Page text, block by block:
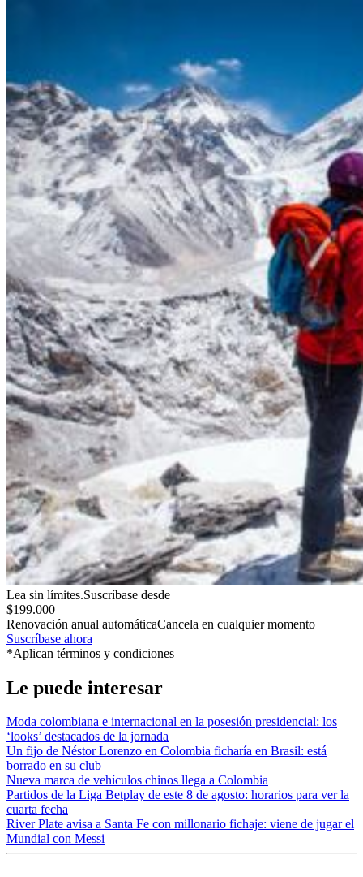
Lea sin límites.Suscríbase desde
$199.000
Renovación anual automáticaCancela en cualquier momento
Suscríbase ahora
*Aplican términos y condiciones
Le puede interesar
Moda colombiana e internacional en la posesión presidencial: los
‘looks’ destacados de la jornada
Un fijo de Néstor Lorenzo en Colombia ficharía en Brasil: está
borrado en su club
Nueva marca de vehículos chinos llega a Colombia
Partidos de la Liga Betplay de este 8 de agosto: horarios para ver la
cuarta fecha
River Plate avisa a Santa Fe con millonario fichaje: viene de jugar el
Mundial con Messi